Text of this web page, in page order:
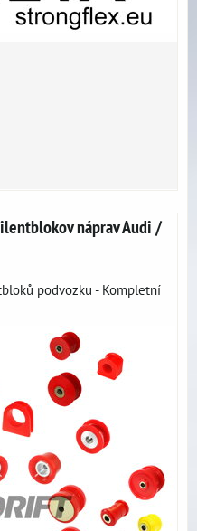
náprav Audi /
podvozku - Kompletní